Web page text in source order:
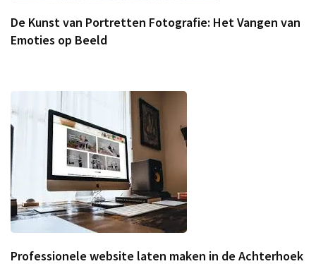
De Kunst van Portretten Fotografie: Het Vangen van
Emoties op Beeld
Professionele website laten maken in de Achterhoek